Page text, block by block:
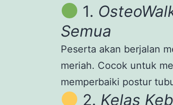
1.
Semua
Peserta akan berjalan
meriah. Cocok untuk
memperbaiki postur
2. Kelas